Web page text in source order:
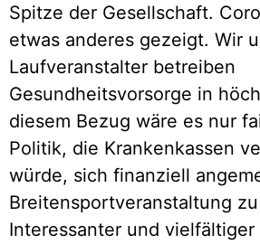
Spitze der Gesellschaft.
etwas anderes gezeigt. Wir
Laufveranstalter betreiben
Gesundheitsvorsorge in
diesem Bezug wäre es nur
Politik, die Krankenkassen
würde, sich finanziell
Breitensportveranstaltung
Interessanter und